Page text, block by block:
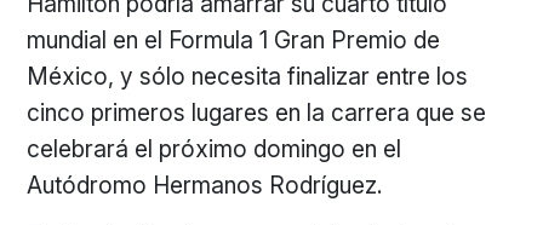
mundial en el Formula 1 Gran Premio de
México, y sólo necesita finalizar entre los
cinco primeros lugares en la carrera que se
celebrará el próximo domingo en el
Autódromo Hermanos Rodríguez.